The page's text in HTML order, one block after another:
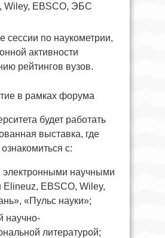
Wiley, EBSCO, ЭБС
сессии по наукометрии,
активности
рейтингов вузов.
в рамках форума
будет работать
выставка, где
с:
научными
Elineuz, EBSCO, Wiley,
«Пульс науки»;
научно-
литературой;